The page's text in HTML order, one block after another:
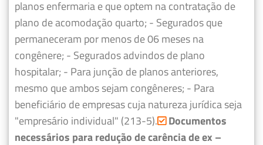
planos enfermaria e que optem na contratação de
plano de acomodação quarto; - Segurados que
permaneceram por menos de 06 meses na
congênere; - Segurados advindos de plano
hospitalar; - Para junção de planos anteriores,
mesmo que ambos sejam congêneres; - Para
beneficiário de empresas cuja natureza jurídica seja
"empresário individual" (213-5). Documentos
necessários para redução de carência de ex –